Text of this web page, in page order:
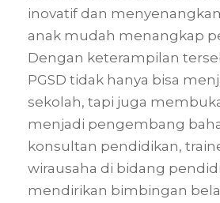
inovatif dan
anak mudah menangkap
Dengan keterampilan
PGSD tidak hanya bisa
sekolah, tapi juga
menjadi pengembang
konsultan pendidikan,
wirausaha di bidang
mendirikan bimbingan